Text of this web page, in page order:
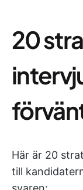
20
Här är 20
till